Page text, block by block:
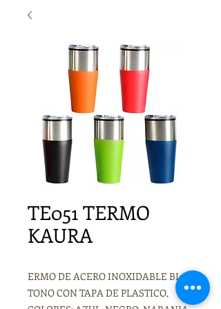
TE051 TERMO
KAURA
ERMO DE ACERO INOXIDABLE BI-
TONO CON TAPA DE PLASTICO,